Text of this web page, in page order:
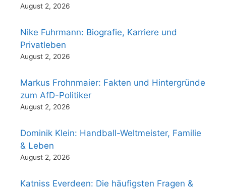
August 2, 2026
Nike Fuhrmann: Biografie, Karriere und
Privatleben
August 2, 2026
Markus Frohnmaier: Fakten und Hintergründe
zum AfD-Politiker
August 2, 2026
Dominik Klein: Handball-Weltmeister, Familie
& Leben
August 2, 2026
Katniss Everdeen: Die häufigsten Fragen &